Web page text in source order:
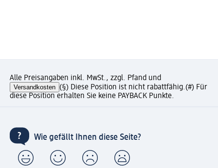
Alle Preisangaben inkl. MwSt., zzgl. Pfand und
Versandkosten (§) Diese Position ist nicht rabattfähig.(#) Für
diese Position erhalten Sie keine PAYBACK Punkte.
Wie gefällt Ihnen diese Seite?